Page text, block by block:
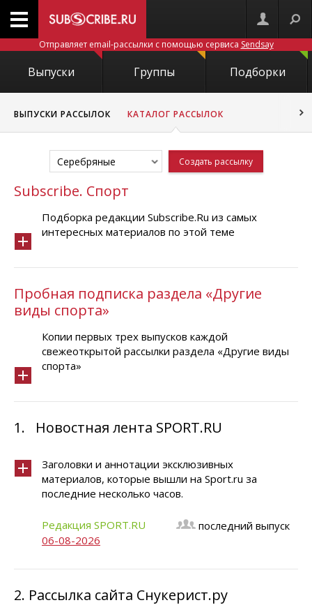
Отправляет email-рассылки с помощью сервиса Sendsay
Выпуски Группы Подборки
ВЫПУСКИ РАССЫЛОК КАТАЛОГ РАССЫЛОК
Серебряные Создать рассылку
Subscribe. Спорт
Подборка редакции Subscribe.Ru из самых
интересных материалов по этой теме
Пробная подписка раздела «Другие
виды спорта»
Копии первых трех выпусков каждой
свежеоткрытой рассылки раздела «Другие виды
спорта»
1. Новостная лента SPORT.RU
Заголовки и аннотации эксклюзивных
материалов, которые вышли на Sport.ru за
последние несколько часов.
Редакция SPORT.RU
последний выпуск
06-08-2026
2. Рассылка сайта Снукерист.ру